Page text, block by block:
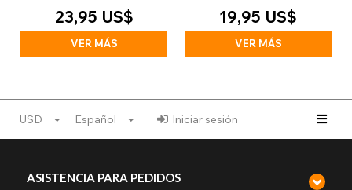
23,95 US$
VER MÁS
19,95 US$
VER MÁS
USD Español Iniciar sesión
ASISTENCIA PARA PEDIDOS